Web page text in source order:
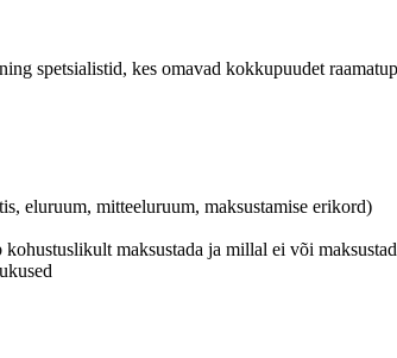
spetsialistid, kes omavad kokkupuudet
eluruum, mitteeluruum, maksustamise erikord)
maksustada ja millal ei või